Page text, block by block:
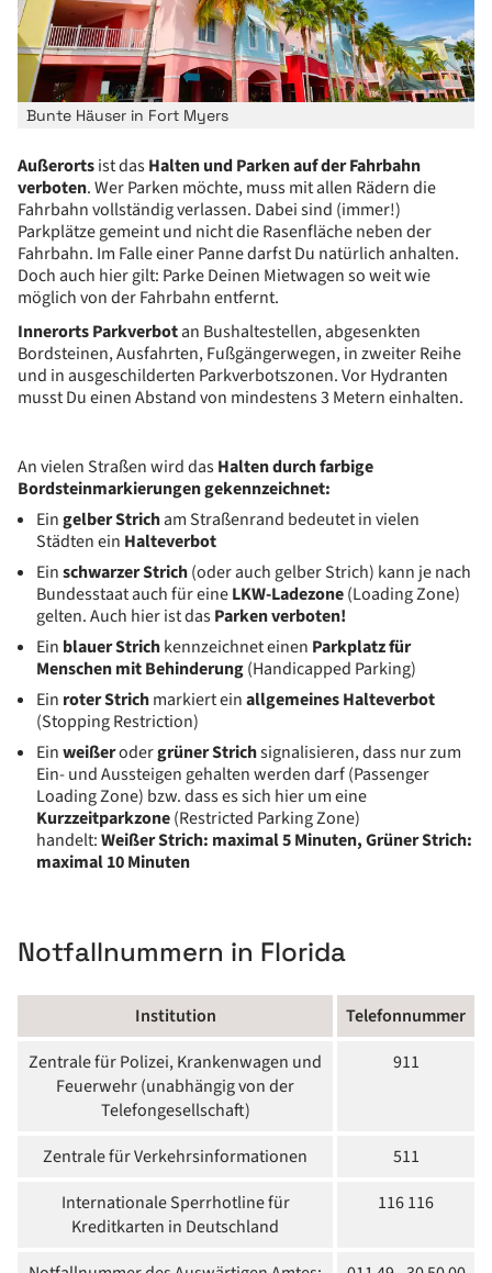
Bunte Häuser in Fort Myers
Außerortsist dasHalten und Parkenauf der Fahrbahn
verboten. Wer Parken möchte, muss mit allen Rädern die
Fahrbahn vollständig verlassen. Dabei sind (immer!)
Parkplätze gemeint und nicht die Rasenfläche neben der
Fahrbahn. Im Falle einer Panne darfst Du natürlich anhalten.
Doch auch hier gilt: Parke Deinen Mietwagen so weit wie
möglich von der Fahrbahn entfernt.
Innerorts Parkverbotan Bushaltestellen, abgesenkten
Bordsteinen, Ausfahrten, Fußgängerwegen, in zweiter Reihe
und in ausgeschilderten Parkverbotszonen. Vor Hydranten
musst Du einen Abstand von mindestens 3 Metern einhalten.
An vielen Straßen wird dasHalten durch farbige
Bordsteinmarkierungen gekennzeichnet:
Eingelber Stricham Straßenrand bedeutet in vielen
Städten ein Halteverbot
Einschwarzer Strich(oder auch gelber Strich) kann je nach
Bundesstaat auch für eineLKW-Ladezone(Loading Zone)
gelten. Auch hier ist dasParken verboten!
Ein blauer Strichkennzeichnet einen Parkplatz für
Menschen mit Behinderung(Handicapped Parking)
Ein roter Strichmarkiert einallgemeines Halteverbot
(Stopping Restriction)
Einweißerodergrüner Strichsignalisieren, dass nur zum
Ein- und Aussteigen gehalten werden darf (Passenger
Loading Zone) bzw. dass es sich hier um eine
Kurzzeitparkzone(Restricted Parking Zone)
handelt:Weißer Strich: maximal 5 Minuten, Grüner Strich:
maximal 10 Minuten
Notfallnummern in Florida
Institution
Telefonnummer
Zentrale für Polizei, Krankenwagen und
Feuerwehr (unabhängig von der
Telefongesellschaft)
911
Zentrale für Verkehrsinformationen
511
Internationale Sperrhotline für
Kreditkarten in Deutschland
116 116